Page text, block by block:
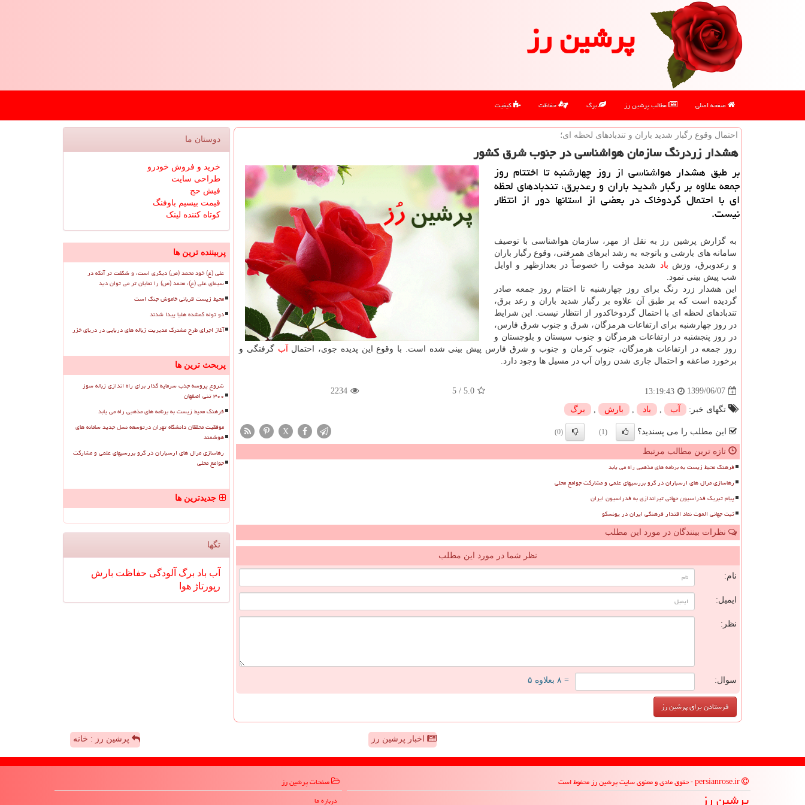
پرشین رز
صفحه اصلی مطالب پرشین رز برگ حفاظت کیفیت
احتمال وقوع رگبار شدید باران و تندبادهای لحظه ای؛
هشدار زردرنگ سازمان هواشناسی در جنوب شرق كشور
بر طبق هشدار هواشناسی از روز چهارشنبه تا اختتام روز
جمعه علاوه بر رگبار شدید باران و رعدبرق، تندبادهای لحظه
ای با احتمال گردوخاك در بعضی از استانها دور از انتظار
نیست.
به گزارش پرشین رز به نقل از مهر، سازمان هواشناسی با توصیف
سامانه های بارشی و باتوجه به رشد ابرهای همرفتی، وقوع رگبار باران
و رعدوبرق، وزش باد شدید موقت را خصوصاً در بعدازظهر و اوایل
شب پیش بینی نمود.
این هشدار زرد رنگ برای روز چهارشنبه تا اختتام روز جمعه صادر
گردیده است که بر طبق آن علاوه بر رگبار شدید باران و رعد برق،
تندبادهای لحظه ای با احتمال گردوخاکدور از انتظار نیست. این شرایط
در روز چهارشنبه برای ارتفاعات هرمزگان، شرق و جنوب شرق فارس،
در روز پنجشنبه در ارتفاعات هرمزگان و جنوب سیستان و بلوچستان و
روز جمعه در ارتفاعات هرمزگان، جنوب کرمان و جنوب و شرق فارس پیش بینی شده است. با وقوع این پدیده جوی، احتمال
آب گرفتگی و
برخورد صاعقه و احتمال جاری شدن روان آب در مسیل ها وجود دارد.
1399/06/07
13:19:43
5.0
/
5
2234
تگهای خبر: آب باد بارش برگ
این مطلب را می پسندید؟ (1)
(0)
X
تازه ترین مطالب مرتبط
فرهنگ محیط زیست به برنامه های مذهبی راه می یابد
رهاسازی مرال های ارسباران در گرو بررسیهای علمی و مشارکت جوامع محلی
پیام تبریک فدراسیون جهانی تیراندازی به فدراسیون ایران
ثبت جهانی الموت نماد اقتدار فرهنگی ایران در یونسکو
نظرات بینندگان در مورد این مطلب
نظر شما در مورد این مطلب
نام:
ایمیل:
نظر:
سوال: = ۸ بعلاوه ۵
دوستان ما
خرید و فروش خودرو
طراحی سایت
فیش حج
قیمت بیسیم باوفنگ
کوتاه کننده لینک
پربیننده ترین ها
علی (ع) خود محمد (ص) دیگری است، و شگفت تر آنکه در
سیمای علی (ع)، محمد (ص) را نمایان تر می توان دید
محیط زیست قربانی خاموش جنگ است
دو توله گمشده هلیا پیدا شدند
آغاز اجرای طرح مشترک مدیریت زباله های دریایی در دریای خزر
پربحث ترین ها
شروع پروسه جذب سرمایه گذار برای راه اندازی زباله سوز
۳۰۰ تنی اصفهان
فرهنگ محیط زیست به برنامه های مذهبی راه می یابد
موفقیت محققان دانشگاه تهران درتوسعه نسل جدید سامانه های
هوشمند
رهاسازی مرال های ارسباران در گرو بررسیهای علمی و مشارکت
جوامع محلی
جدیدترین ها
تگها
آب باد برگ آلودگی حفاظت بارش
رپورتاژ هوا
اخبار پرشین رز پرشین رز : خانه
پرشین رز
صفحات پرشین رز
درباره ما